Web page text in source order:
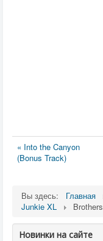
« Into the Canyon
(Bonus Track)
Вы здесь: Главная
Junkie XL
Новинки на сайте